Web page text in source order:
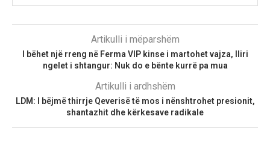
Artikulli i mëparshëm
I bëhet një rreng në Ferma VIP kinse i martohet vajza, Iliri
ngelet i shtangur: Nuk do e bënte kurrë pa mua
Artikulli i ardhshëm
LDM: I bëjmë thirrje Qeverisë të mos i nënshtrohet presionit,
shantazhit dhe kërkesave radikale